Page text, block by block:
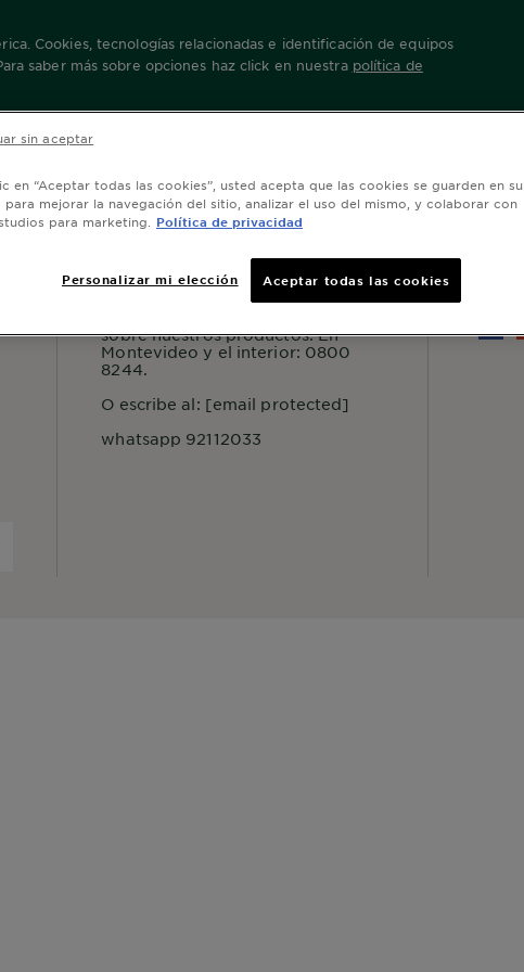
Cookies, tecnologías relacionadas e identificación de equipos
saber más sobre opciones haz click en nuestra política de
SERVICIO AL CONSUMIDOR
sobre nuestros productos: En
Montevideo y el interior: 0800
8244.
O escribe al: [email protected]
whatsapp 92112033
en “Aceptar todas las cookies”, usted acepta que las cookies se guarden en su
mejorar la navegación del sitio, analizar el uso del mismo, y colaborar con
para marketing.
Política de privacidad
Personalizar mi elección Aceptar todas las cookies
sin aceptar